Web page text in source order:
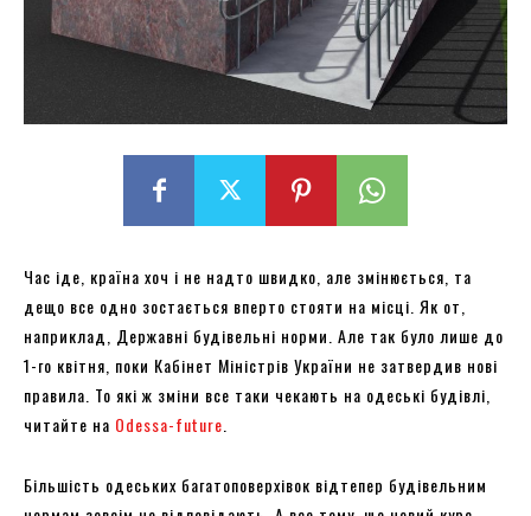
Час іде, країна хоч і не надто швидко, але змінюється, та
дещо все одно зостається вперто стояти на місці. Як от,
наприклад, Державні будівельні норми. Але так було лише до
1-го квітня, поки Кабінет Міністрів України не затвердив нові
правила. То які ж зміни все таки чекають на одеські будівлі,
читайте на Оdessa-future
Більшість одеських багатоповерхівок відтепер будівельним